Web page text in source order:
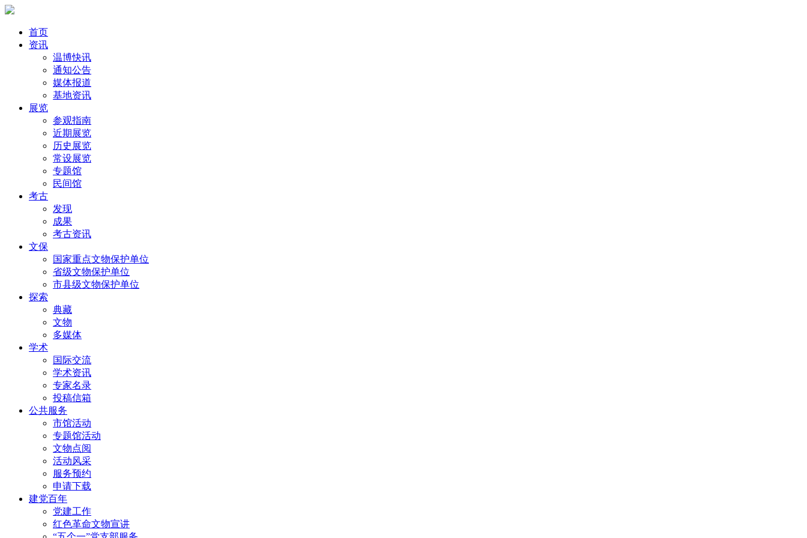
首页
资讯
温博快讯
通知公告
媒体报道
基地资讯
展览
参观指南
近期展览
历史展览
常设展览
专题馆
民间馆
考古
发现
成果
考古资讯
文保
国家重点文物保护单位
省级文物保护单位
市县级文物保护单位
探索
典藏
文物
多媒体
学术
国际交流
学术资讯
专家名录
投稿信箱
公共服务
市馆活动
专题馆活动
文物点阅
活动风采
服务预约
申请下载
建党百年
党建工作
红色革命文物宣讲